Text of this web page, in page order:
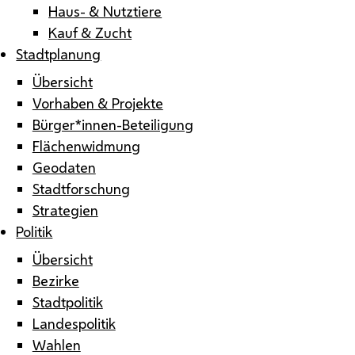
Haus- & Nutztiere
Kauf & Zucht
Stadtplanung
Übersicht
Vorhaben & Projekte
Bürger*innen-Beteiligung
Flächenwidmung
Geodaten
Stadtforschung
Strategien
Politik
Übersicht
Bezirke
Stadtpolitik
Landespolitik
Wahlen